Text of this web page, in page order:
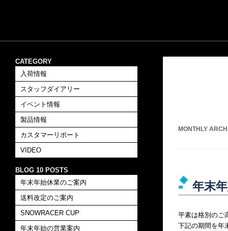
MONTHLY
年末
平素は格別のご
下記の期間を年
CATEGORY
入荷情報
スタッフダイアリー
イベント情報
製品情報
カスタマーリポート
VIDEO
BLOG 10 POSTS
年末年始休業のご案内
送料改定のご案内
SNOWRACER CUP
年末年始の営業案内